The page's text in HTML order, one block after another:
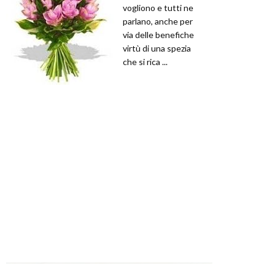
vogliono e tutti ne
parlano, anche per
via delle benefiche
virtù di una spezia
che si rica ...